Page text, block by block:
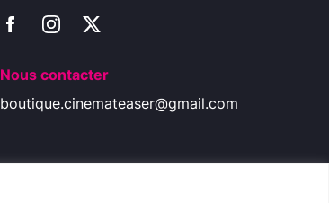
Nous contacter
boutique.cinemateaser@gmail.com